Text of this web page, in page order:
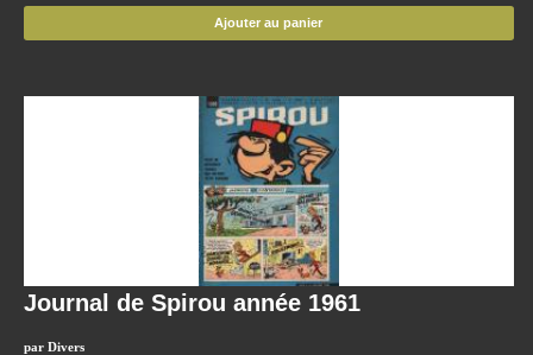
Ajouter au panier
Journal de Spirou année 1961
par Divers